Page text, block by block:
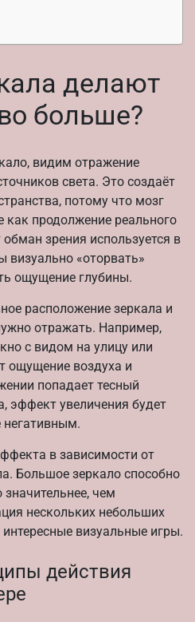
делают
больше?
видим отражение
света. Это создаёт
потому что мозг
как продолжение реального
зрения используется в
визуально «оторвать»
ощущение глубины.
расположение зеркала и
отражать. Например,
с видом на улицу или
ощущение воздуха и
попадает тесный
эффект увеличения будет
в зависимости от
Большое зеркало способно
чем
нескольких небольших
визуальные игры.
действия